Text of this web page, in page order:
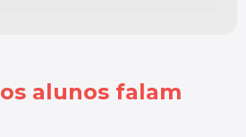
alunos falam